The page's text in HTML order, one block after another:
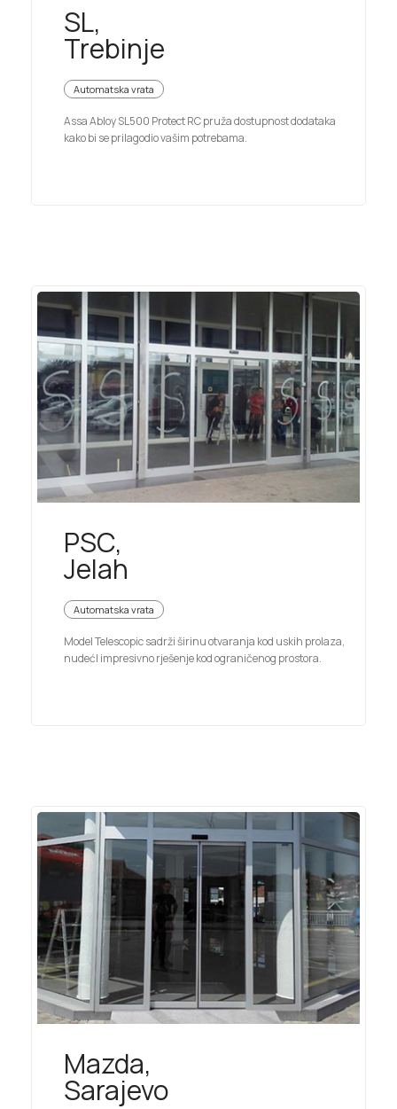
SL,
Trebinje
Automatska vrata
Assa Abloy SL500 Protect RC pruža dostupnost dodataka
kako bi se prilagodio vašim potrebama.
PSC,
Jelah
Automatska vrata
Model Telescopic sadrži širinu otvaranja kod uskih prolaza,
nudećI impresivno rješenje kod ograničenog prostora.
Mazda,
Sarajevo